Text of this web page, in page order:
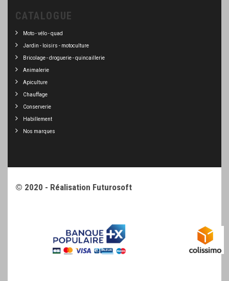
CATALOGUE
Moto - vélo - quad
Jardin - loisirs - motoculture
Bricolage - droguerie - quincaillerie
Animalerie
Apiculture
Chauffage
Conserverie
Habillement
Nos marques
© 2020 - Réalisation Futurosoft